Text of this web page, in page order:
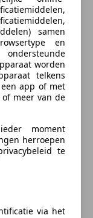
u uit. Als u
regelt de auto
auto voor u.
ook uitgevoerd
auto neemt u
de gaten
wanneer de
Met
centrale
is deze
samen
en
worden
telkens
app of met
meer van de
moment
herroepen
te
via het